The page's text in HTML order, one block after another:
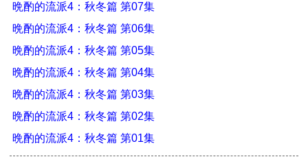
晩酌的流派4：秋冬篇 第07集
晩酌的流派4：秋冬篇 第06集
晩酌的流派4：秋冬篇 第05集
晩酌的流派4：秋冬篇 第04集
晩酌的流派4：秋冬篇 第03集
晩酌的流派4：秋冬篇 第02集
晩酌的流派4：秋冬篇 第01集